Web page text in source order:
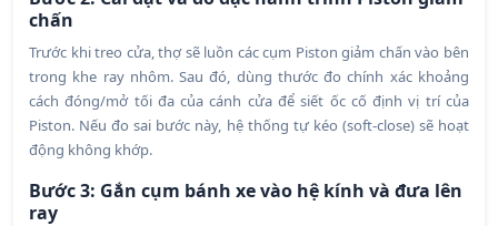
chấn
Trước khi treo cửa, thợ sẽ luồn các cụm Piston giảm chấn vào bên
trong khe ray nhôm. Sau đó, dùng thước đo chính xác khoảng
cách đóng/mở tối đa của cánh cửa để siết ốc cố định vị trí của
Piston. Nếu đo sai bước này, hệ thống tự kéo (soft-close) sẽ hoạt
động không khớp.
Bước 3: Gắn cụm bánh xe vào hệ kính và đưa lên
ray